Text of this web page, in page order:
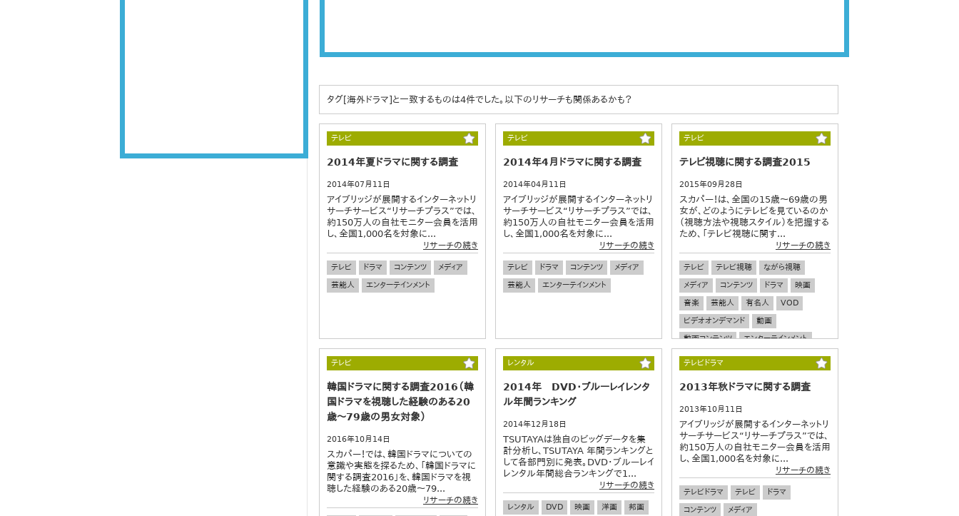
タグ[海外ドラマ]と一致するものは4件でした。以下のリサーチも関係あるかも？
テレビ
2014年夏ドラマに関する調査
2014年07月11日
アイブリッジが展開するインターネットリ
サーチサービス“リサーチプラス”では、
約150万人の自社モニター会員を活用
し、全国1,000名を対象に...
リサーチの続き
テレビ ドラマ コンテンツ
メディア
芸能人
エンターテインメント
テレビ
2014年4月ドラマに関する調査
2014年04月11日
アイブリッジが展開するインターネットリ
サーチサービス“リサーチプラス”では、
約150万人の自社モニター会員を活用
し、全国1,000名を対象に...
リサーチの続き
テレビ ドラマ コンテンツ
メディア
芸能人
エンターテインメント
テレビ
テレビ視聴に関する調査2015
2015年09月28日
スカパー！は、全国の15歳～69歳の男
女が、どのようにテレビを見ているのか
（視聴方法や視聴スタイル）を把握する
ため、「テレビ視聴に関す...
リサーチの続き
テレビ テレビ視聴
ながら視聴
メディア
コンテンツ ドラマ
映画
音楽
芸能人 有名人
VOD
ビデオオンデマンド
動画
動画コンテンツ
エンターテインメント
テレビ
韓国ドラマに関する調査2016（韓
国ドラマを視聴した経験のある20
歳～79歳の男女対象）
2016年10月14日
スカパー！では、韓国ドラマについての
意識や実態を探るため、「韓国ドラマに
関する調査2016」を、韓国ドラマを視
聴した経験のある20歳～79...
リサーチの続き
レンタル
2014年 DVD・ブルーレイレンタ
ル年間ランキング
2014年12月18日
TSUTAYAは独自のビッグデータを集
計分析し、TSUTAYA 年間ランキングと
して各部門別に発表。DVD・ブルーレイ
レンタル年間総合ランキングで1...
リサーチの続き
レンタル DVD 映画 洋画
邦画
テレビドラマ
2013年秋ドラマに関する調査
2013年10月11日
アイブリッジが展開するインターネットリ
サーチサービス“リサーチプラス”では、
約150万人の自社モニター会員を活用
し、全国1,000名を対象に...
リサーチの続き
テレビドラマ テレビ
ドラマ
コンテンツ
メディア